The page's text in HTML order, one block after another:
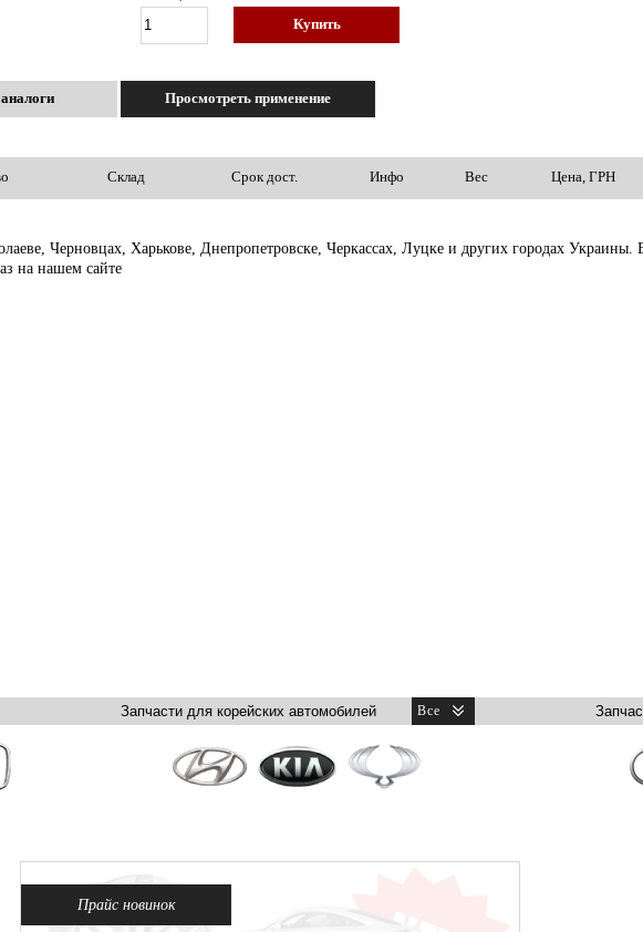
Купить
Просмотреть применение
Склад Срок дост. Инфо Вес Цена, ГРН
Черновцах, Харькове, Днепропетровске, Черкассах, Луцке и других городах Украины.
на нашем сайте
Прайс новинок